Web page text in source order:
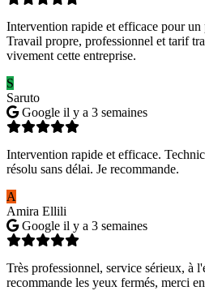
Intervention rapide et efficace pour un
Travail propre, professionnel et tarif
vivement cette entreprise.
S
Saruto
Google il y a 3 semaines
Intervention rapide et efficace.
résolu sans délai. Je recommande.
A
Amira Ellili
Google il y a 3 semaines
Très professionnel, service sérieux, à
recommande les yeux fermés, merci